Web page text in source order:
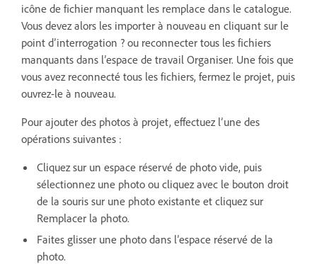
icône de fichier manquant les remplace dans le catalogue.
Vous devez alors les importer à nouveau en cliquant sur le
point d’interrogation ? ou reconnecter tous les fichiers
manquants dans l’espace de travail Organiser. Une fois que
vous avez reconnecté tous les fichiers, fermez le projet, puis
ouvrez-le à nouveau.
Pour ajouter des photos à projet, effectuez l’une des
opérations suivantes :
Cliquez sur un espace réservé de photo vide, puis
sélectionnez une photo ou cliquez avec le bouton droit
de la souris sur une photo existante et cliquez sur
Remplacer la photo.
Faites glisser une photo dans l’espace réservé de la
photo.